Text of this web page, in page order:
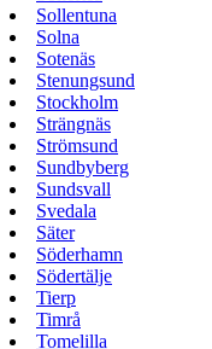
Sollentuna
Solna
Sotenäs
Stenungsund
Stockholm
Strängnäs
Strömsund
Sundbyberg
Sundsvall
Svedala
Säter
Söderhamn
Södertälje
Tierp
Timrå
Tomelilla